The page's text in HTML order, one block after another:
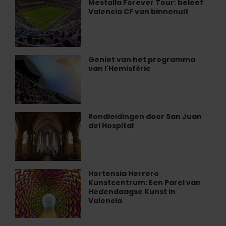
van
de
zee
ontbijten
València
Mestalla Forever Tour: beleef
Valencia CF van binnenuit
Mestalla
Forever
Tour:
beleef
Valencia
CF
binnenuit
Geniet van het programma
van l'Hemisfèric
Geniet
van
het
programma
van
l'Hemisfèric
Rondleidingen door San Juan
del Hospital
Rondleidingen
door
San
del
Hospital
Hortensia Herrero
Kunstcentrum: Een Parel van
Hedendaagse Kunst in
Valencia
Hortensia
Herrero
Kunstcentrum:
Een
Parel